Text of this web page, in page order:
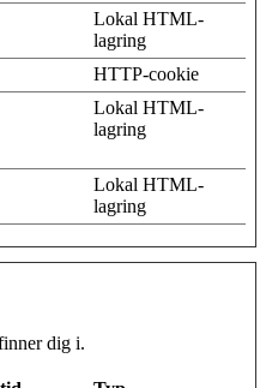
Lokal HTML-
lagring
HTTP-cookie
Lokal HTML-
lagring
Lokal HTML-
lagring
dig i.